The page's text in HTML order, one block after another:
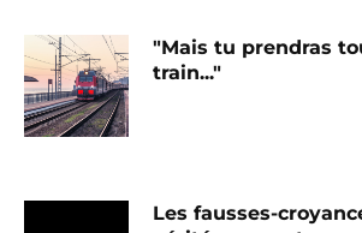
"Mais tu prendras
train..."
Les fausses-